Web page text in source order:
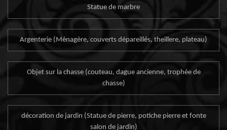
Statue de marbre
Argenterie (Ménagère, couverts dépareillés, theillere, plateau)
Objet sur la chasse (couteau, dague ancienne, trophée de
chasse)
décoration de jardin (Statue de pierre, potiche pierre et fonte
salon de jardin)